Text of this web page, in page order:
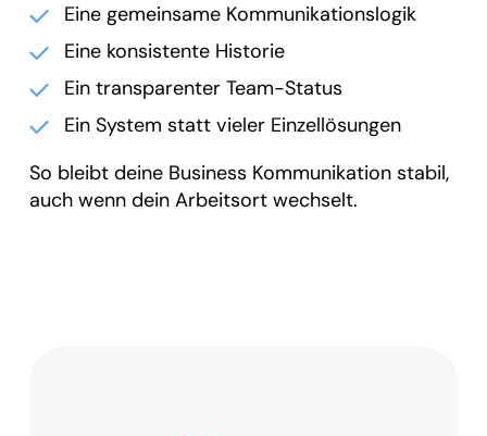
Eine gemeinsame Kommunikationslogik
Eine konsistente Historie
Ein transparenter Team-Status
Ein System statt vieler Einzellösungen
So bleibt deine Business Kommunikation stabil,
auch wenn dein Arbeitsort wechselt.